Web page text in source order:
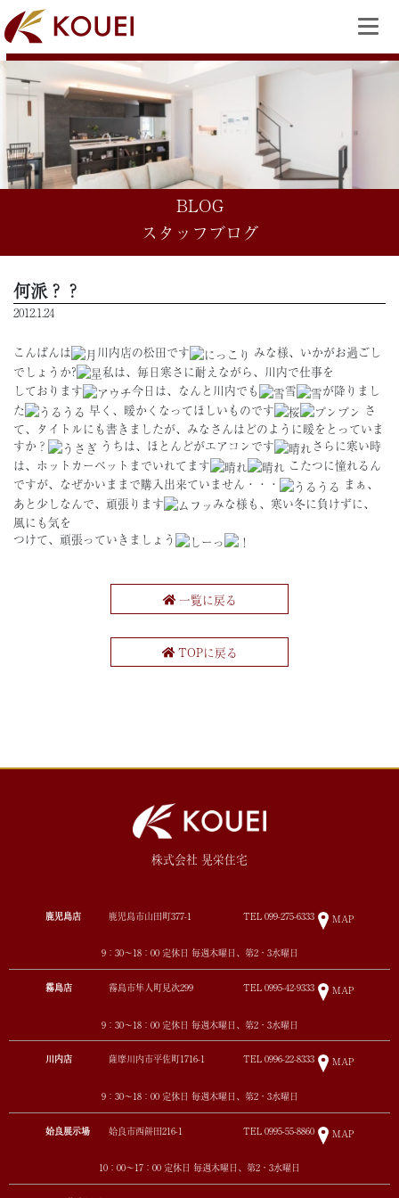
BLOG
スタッフブログ
何派？？
2012.1.24
こんばんは 川内店の松田です
みな様、いかがお過ごし
でしょうか?
私は、毎日寒さに耐えながら、川内で仕事を
しております
今日は、なんと川内でも 雪
が降りまし
た
早く、暖かくなってほしいものです
さ
て、タイトルにも書きましたが、みなさんはどのように暖をとっていま
すか？
うちは、ほとんどがエアコンです
さらに寒い時
は、ホットカーペットまでいれてます
こたつに憧れるん
ですが、なぜかいままで購入出来ていません・・・
まぁ、
あと少しなんで、頑張ります
みな様も、寒い冬に負けずに、
風にも気を
つけて、頑張っていきましょう
一覧に戻る
TOPに戻る
株式会社 晃栄住宅
鹿児島店 鹿児島市山田町377-1 TEL 099-275-6333 MAP
9：30～18：00 定休日 毎週木曜日、第2・3水曜日
霧島店 霧島市隼人町見次299 TEL 0995-42-9333 MAP
9：30～18：00 定休日 毎週木曜日、第2・3水曜日
川内店 薩摩川内市平佐町1716-1 TEL 0996-22-8333 MAP
9：30～18：00 定休日 毎週木曜日、第2・3水曜日
姶良展示場 姶良市西餅田216-1 TEL 0995-55-8860 MAP
10：00～17：00 定休日 毎週木曜日、第2・3水曜日